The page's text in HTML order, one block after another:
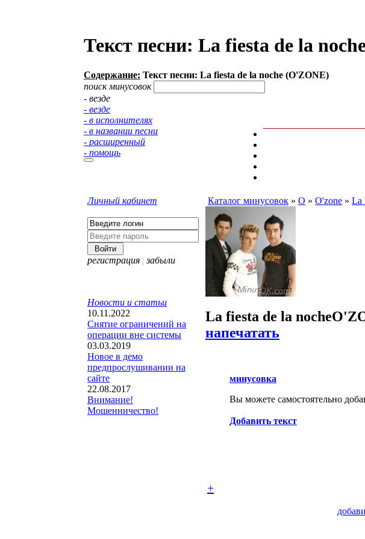
Текст песни: La fiesta de la
Содержание: Текст песни: La fiesta de la noche (O'ZONE)
поиск минусовок
- везде
- везде
- в исполнителях
- в названии песни
- расширенный
- помощь
Личный кабинет
регистрация ¦ забыли
Новости и статьи
10.11.2022
Снятие ограничений на
операции вне системы
03.03.2019
Новое в демо
предпрослушивании на
сайте
22.08.2017
Внимание!
Мошенничество!
Каталог минусовок » O » O'zone » La
La fiesta de la noche
напечатать
минусовка
Вы можете самостоятельно
Добавить текст
+